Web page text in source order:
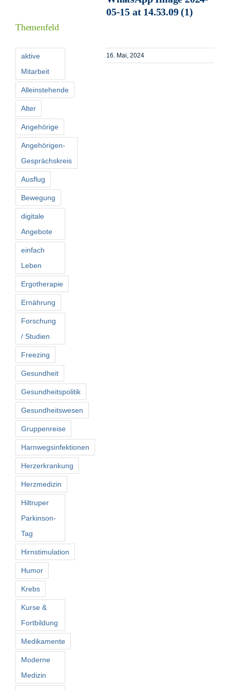
05-15 at 14.53.09 (1)
16. Mai, 2024
Themenfeld
aktive
Mitarbeit
Alleinstehende
Alter
Angehörige
Angehörigen-
Gesprächskreis
Ausflug
Bewegung
digitale
Angebote
einfach
Leben
Ergotherapie
Ernährung
Forschung
/ Studien
Freezing
Gesundheit
Gesundheitspolitik
Gesundheitswesen
Gruppenreise
Harnwegsinfektionen
Herzerkrankung
Herzmedizin
Hiltruper
Parkinson-
Tag
Hirnstimulation
Humor
Krebs
Kurse &
Fortbildung
Medikamente
Moderne
Medizin